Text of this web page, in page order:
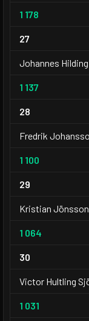
1 178
27
Johannes Hilding
1 137
28
Fredrik
1 100
29
Kristian Jönsson
1 064
30
Victor Hultling
1 031